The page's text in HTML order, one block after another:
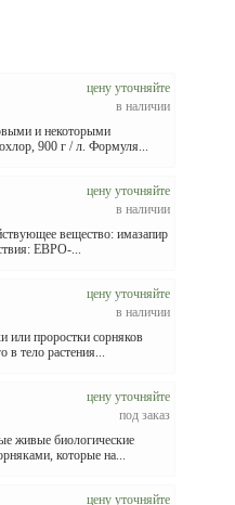
цену уточняйте
в наличии
и некоторыми
900 г / л. Формуля...
цену уточняйте
в наличии
вещество: имазапир
ЕВРО-...
цену уточняйте
в наличии
или проростки сорняков
в тело растения...
цену уточняйте
под заказ
живые биологические
которые на...
цену уточняйте